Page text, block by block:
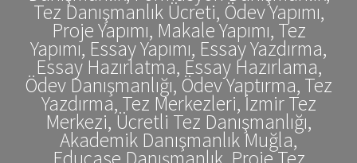
Tez Danışmanlık Ücreti, Ödev Yapımı,
Proje Yapımı, Makale Yapımı, Tez
Yapımı, Essay Yapımı, Essay Yazdırma,
Essay Hazırlatma, Essay Hazırlama,
Ödev Danışmanlığı, Ödev Yaptırma, Tez
Yazdırma, Tez Merkezleri, İzmir Tez
Merkezi, Ücretli Tez Danışmanlığı,
Akademik Danışmanlık Muğla,